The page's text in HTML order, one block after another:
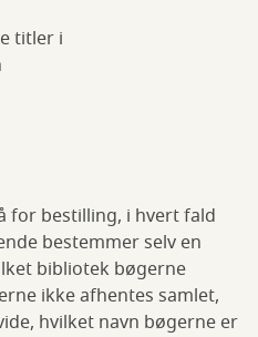
titler i
for bestilling, i hvert fald
bestemmer selv en
bibliotek bøgerne
ikke afhentes samlet,
hvilket navn bøgerne er